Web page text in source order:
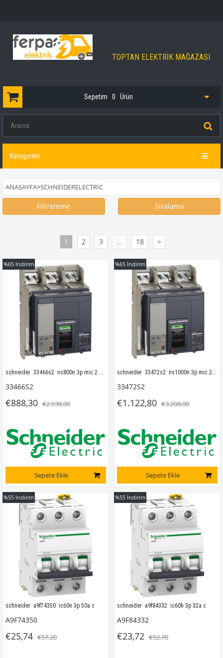
TOPTAN ELEKTRİK MAĞAZASI
Sepetim 0 Ürün
Kategoriler
ANASAYFA>SCHNEIDERELECTRIC
Filtreleme Sıralama
1 2 3 ... 18 >
schneider  33466s2  ns800n 3p mic.2.0- 50 ka
33466S2
€888,30 €2.538,00
Sepete Ekle
%65 İndirim
schneider  33472s2  ns1000n 3p mic.2.0- 50 ka
33472S2
€1.122,80 €3.208,00
Sepete Ekle
%65 İndirim
schneider  a9f74350  ic60n 3p 50a c
A9F74350
€25,74 €57,20
%55 İndirim
schneider  a9f84332  ic60h 3p 32a c
A9F84332
€23,72 €52,70
%55 İndirim